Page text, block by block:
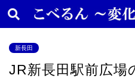
新長田
JR新長田駅前広場